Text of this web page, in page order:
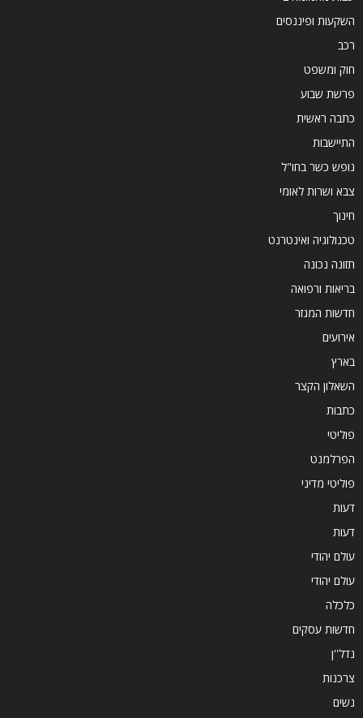
השקעות ופיננסים
רכב
חוק ומשפט
פרשת שבוע
כתבה ראשית
התיישבות
נופש כשר בחו"ל
צבא ושרות לאומי
חינוך
טכנולוגיה ואינטרנט
תזונה נכונה
בריאות ורפואה
חדשות המגזר
אירועים
בארץ
השאלון הקצר
כתבות
פוליטי
הפרלמנט
פוליטי מדיני
דעות
דעות
עולם יהודי
עולם יהודי
כלכלה
חדשות עסקים
נדל''ן
צרכנות
נשים